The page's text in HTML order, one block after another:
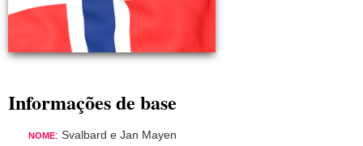
Informações de base
NOME: Svalbard e Jan Mayen